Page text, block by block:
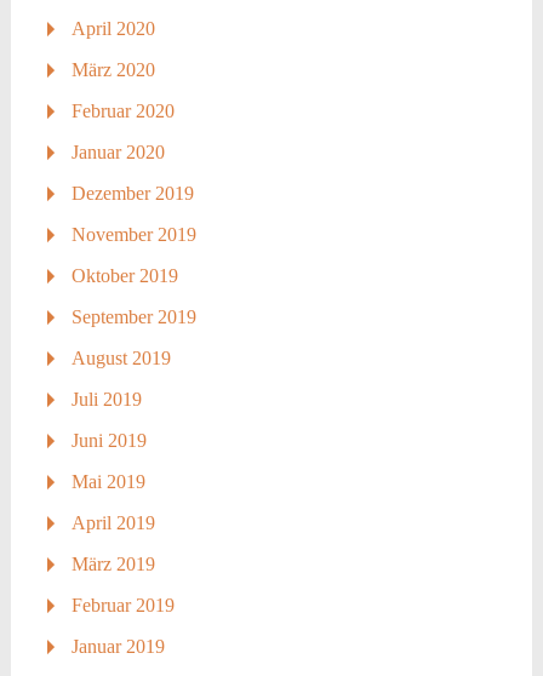
April 2020
März 2020
Februar 2020
Januar 2020
Dezember 2019
November 2019
Oktober 2019
September 2019
August 2019
Juli 2019
Juni 2019
Mai 2019
April 2019
März 2019
Februar 2019
Januar 2019